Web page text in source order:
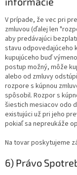
V prípade, že vec pri
zmluvou (ďalej len
aby predávajúci
stavu odpovedajúceho
kupujúceho buď
postup možný, môže
alebo od zmluvy
rozpore s kúpnou
spôsobil. Rozpor s
šiestich mesiacov odo
existujúci už pri jeho
pokiaľ sa nepreukáže
Na tovar poskytujeme
6) Právo